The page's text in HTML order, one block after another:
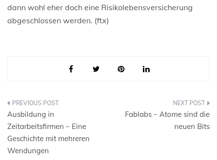
dann wohl eher doch eine Risikolebensversicherung
abgeschlossen werden. (ftx)
Beitragsnavigation
Ausbildung in
Zeitarbeitsfirmen – Eine
Geschichte mit mehreren
Wendungen
Fablabs – Atome sind die
neuen Bits